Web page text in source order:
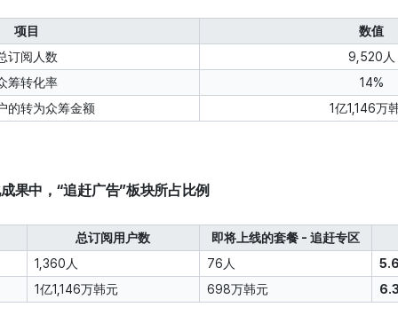
项目
数值
订阅人数
9,520人
筹转化率
14%
的转为众筹金额
1亿1,146万
果中，“追赶广告”板块所占比例
总订阅用户数
即将上线的套餐 - 追赶专区
1,360人
76人
1亿1,146万韩元
698万韩元